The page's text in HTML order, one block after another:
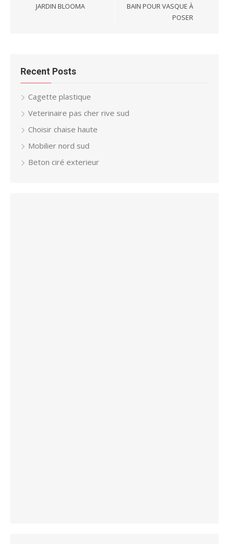
JARDIN BLOOMA
BAIN POUR VASQUE À
POSER
Recent Posts
Cagette plastique
Veterinaire pas cher rive sud
Choisir chaise haute
Mobilier nord sud
Beton ciré exterieur